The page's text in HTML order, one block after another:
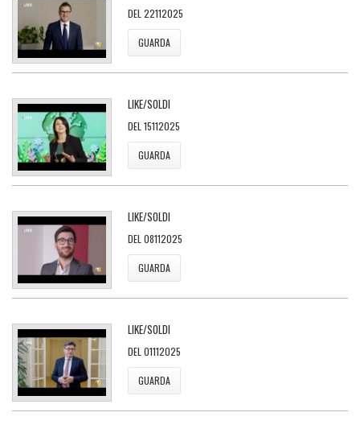
DEL 22112025
GUARDA
LIKE/SOLDI
DEL 15112025
GUARDA
LIKE/SOLDI
DEL 08112025
GUARDA
LIKE/SOLDI
DEL 01112025
GUARDA